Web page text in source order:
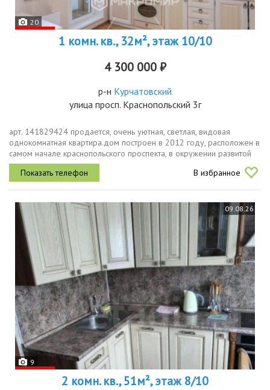
20
1 комн. кв., 32м², этаж 10/10
4 300 000 ₽
р-н Курчатовский
улица просп. Краснопольский 3г
арт. 141829424 продается, очень уютная, светлая, видовая
однокомнатная квартира.дом построен в 2012 году, расположен в
самом начале краснопольского проспекта, в окружении развитой
инфраструктуры. рядом лесной массивсеверозападный парк,
открываются...
В избранное
09.08.26
9
2 комн. кв., 51м², этаж 8/10